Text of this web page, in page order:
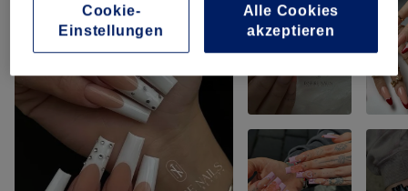
Alle Cookies
akzeptieren
Cookie-
Einstellungen